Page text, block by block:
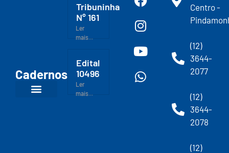
Cadernos
Tribuninha
N° 161
Ler
mais...
Edital
10496
Ler
mais...
Centro -
(12)
3644-
2077
(12)
3644-
2078
(12)